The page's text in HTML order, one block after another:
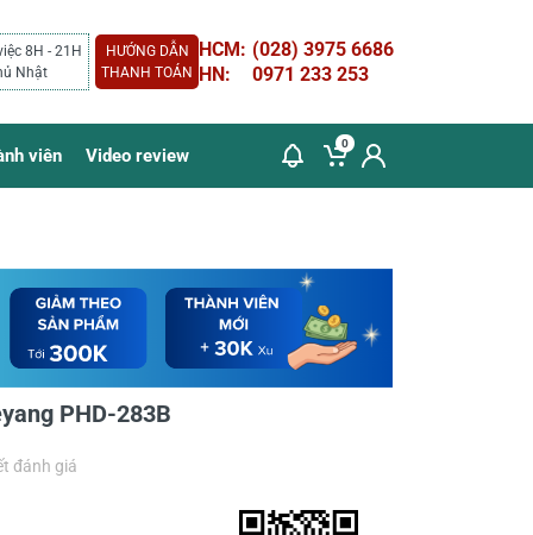
8H - 21H
Nhật
HƯỚNG DẪN
THANH TOÁN
HCM: (028) 3975 6686
HN:
0971 233 253
viên Video review
0
PHD-283B
đánh giá